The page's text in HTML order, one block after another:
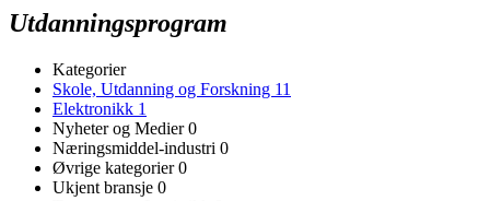
Utdanningsprogram
Kategorier
Skole, Utdanning og Forskning 11
Elektronikk 1
Nyheter og Medier0
Næringsmiddel-industri 0
Øvrige kategorier0
Ukjent bransje 0